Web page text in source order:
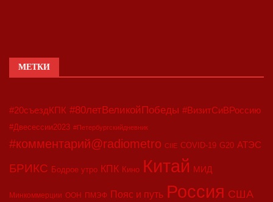
МЕТКИ
#20съездКПК #80летВеликойПобеды #ВизитСиВРоссию
#Двесессии2023 #Петербургскийдневник
#комментарий@radiometro CIIE COVID-19 G20 АТЭС
БРИКС Бодрое утро КПК Кино Китай МИД
Минкоммерции ООН ПМЭФ Пояс и путь Россия США